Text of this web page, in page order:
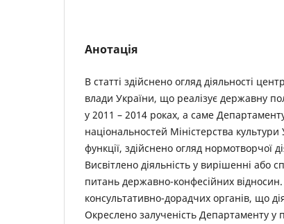
Анотація
В статті здійснено огляд діяльності
влади України, що реалізує державну
у 2011 – 2014 роках, а саме
національностей Міністерства
функції, здійснено огляд нормотворчої
Висвітлено діяльність у вирішенні або
питань державно-конфесійних відносин.
консультативно-дорадчих органів, що
Окреслено залученість Департаменту у